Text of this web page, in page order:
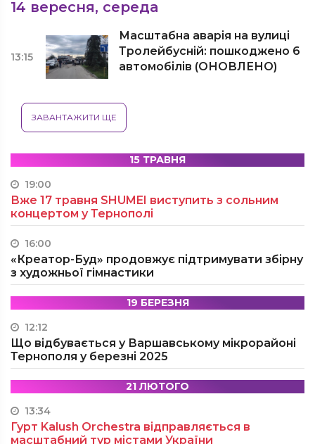
14 вересня, середа
13:15
Масштабна аварія на вулиці
Тролейбусній: пошкоджено 6
автомобілів (ОНОВЛЕНО)
ЗАВАНТАЖИТИ ЩЕ
15 ТРАВНЯ
19:00
Вже 17 травня SHUMEI виступить з сольним
концертом у Тернополі
16:00
«Креатор-Буд» продовжує підтримувати збірну
з художньої гімнастики
19 БЕРЕЗНЯ
12:12
Що відбувається у Варшавському мікрорайоні
Тернополя у березні 2025
21 ЛЮТОГО
13:34
Гурт Kalush Orchestra відправляється в
масштабний тур містами України